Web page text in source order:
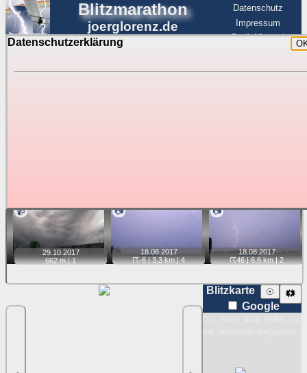
Datenschutzerklärung
Blitzmarathon
joerglorenz.de
Datenschutz
Impressum
BerlinHimmel
Blitzmarathon
Luftfahrt
📹
29.10. 2017
662 m |1
📷
18.08. 2017
☈-6| 3,3 km |4
📷
18.08.2017
☈46| 6,6 km |2
Blitzkarte 🗱
☉
Google